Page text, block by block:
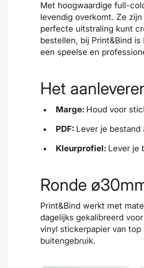
Met hoogwaardige full-
levendig overkomt. Ze
perfecte uitstraling kunt
bestellen, bij Print&Bind
een speelse en
Het
Marge: Houd voor
PDF: Lever je bestand
Kleurprofiel: Lever je
Ronde
Print&Bind werkt met
dagelijksgekalibreerd
vinyl stickerpapier van
buitengebruik.